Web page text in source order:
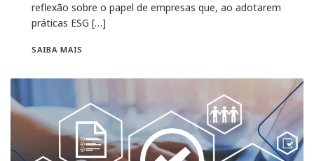
reflexão sobre o papel de empresas que, ao adotarem
práticas ESG […]
SAIBA MAIS